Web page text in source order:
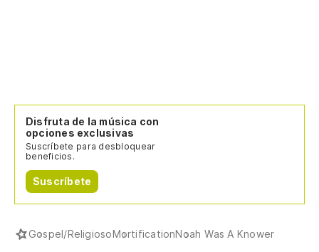
Disfruta de la música con
opciones exclusivas
Suscríbete para desbloquear
beneficios.
Suscríbete
Gospel/ReligiosoMortificationNoah Was A Knower